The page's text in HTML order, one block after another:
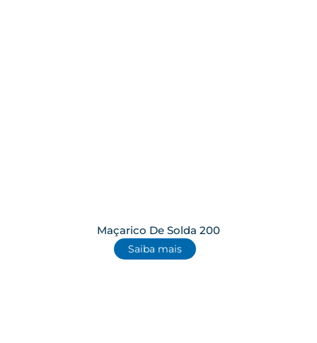
Maçarico De Solda 200
Saiba mais